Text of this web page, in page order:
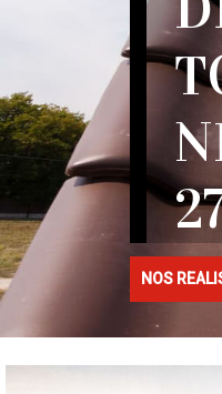
NOS